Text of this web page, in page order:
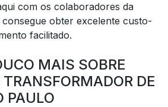
com os colaboradores da
obter excelente custo-
facilitado.
MAIS SOBRE
DE
PAULO